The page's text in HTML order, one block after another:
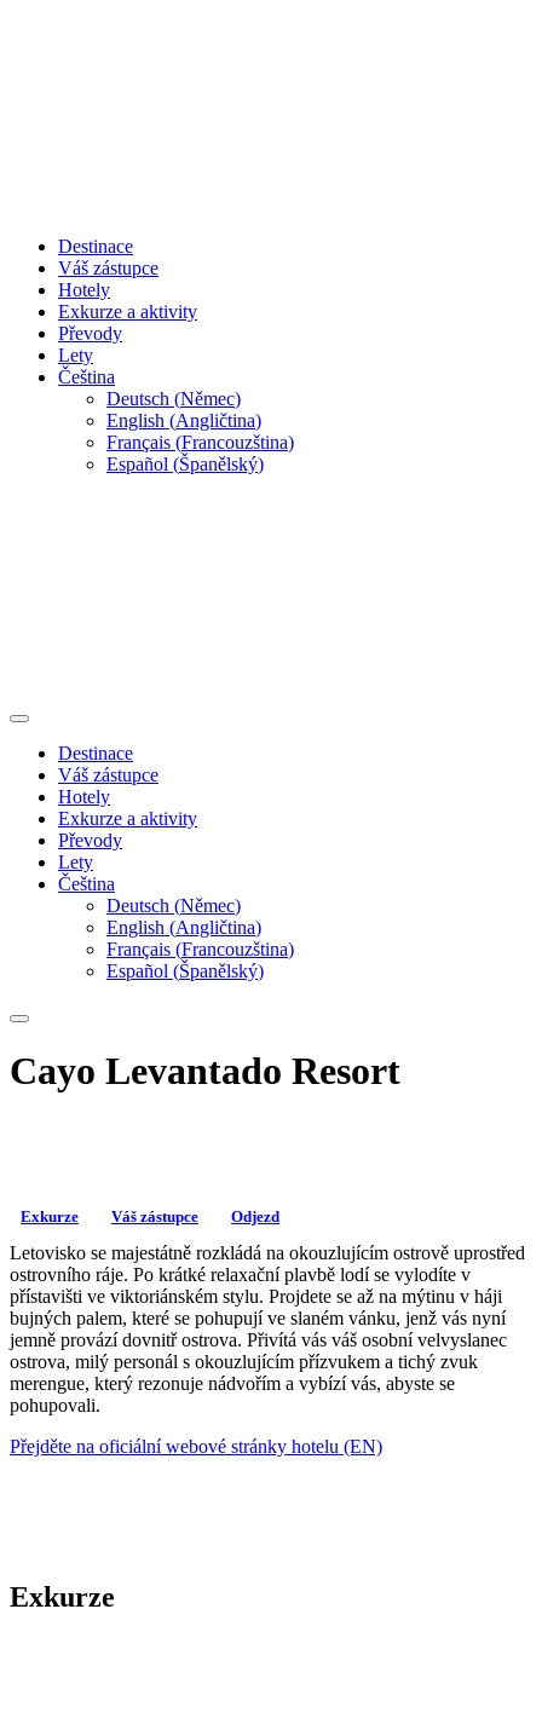
Destinace
Váš zástupce
Hotely
Exkurze a aktivity
Převody
Lety
Čeština
Deutsch (Němec)
English (Angličtina)
Français (Francouzština)
Español (Španělský)
Destinace
Váš zástupce
Hotely
Exkurze a aktivity
Převody
Lety
Čeština
Deutsch (Němec)
English (Angličtina)
Français (Francouzština)
Español (Španělský)
Cayo Levantado Resort
Exkurze Váš zástupce Odjezd
Letovisko se majestátně rozkládá na okouzlujícím ostrově uprostřed
ostrovního ráje. Po krátké relaxační plavbě lodí se vylodíte v
přístavišti ve viktoriánském stylu. Projdete se až na mýtinu v háji
bujných palem, které se pohupují ve slaném vánku, jenž vás nyní
jemně provází dovnitř ostrova. Přivítá vás váš osobní velvyslanec
ostrova, milý personál s okouzlujícím přízvukem a tichý zvuk
merengue, který rezonuje nádvořím a vybízí vás, abyste se
pohupovali.
Přejděte na oficiální webové stránky hotelu (EN)
Exkurze